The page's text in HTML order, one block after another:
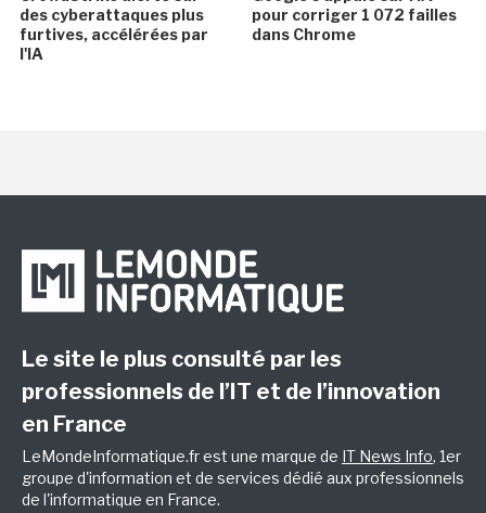
des cyberattaques plus
furtives, accélérées par
l'IA
pour corriger 1 072 failles
dans Chrome
Le site le plus consulté par les
professionnels de l’IT et de l’innovation
en France
LeMondeInformatique.fr est une marque de IT News Info, 1er
groupe d'information et de services dédié aux professionnels
de l'informatique en France.